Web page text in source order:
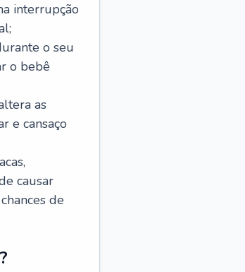
interrupção
o seu
o bebê
as
e cansaço
causar
de